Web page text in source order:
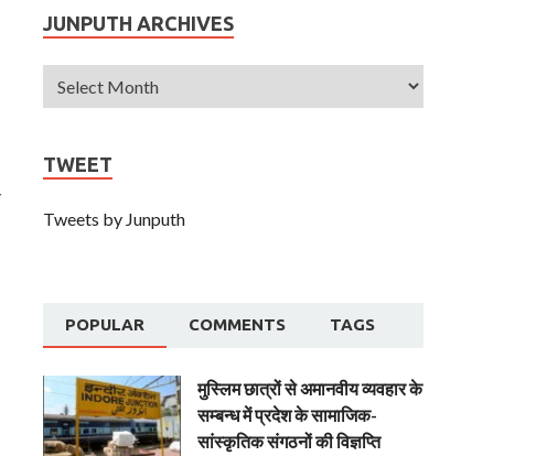
JUNPUTH ARCHIVES
TWEET
Tweets by Junputh
POPULAR COMMENTS TAGS
मुस्लिम छात्रों से अमानवीय व्यवहार के
सम्बन्ध में प्रदेश के सामाजिक-
सांस्कृतिक संगठनों की विज्ञप्ति